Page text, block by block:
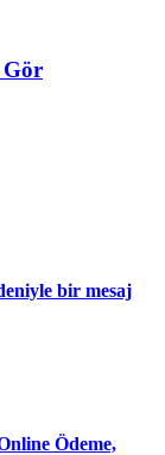
bir mesaj
Ödeme,